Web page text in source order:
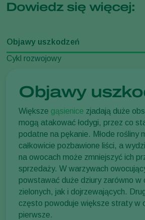
Dowiedz się więcej:
Objawy uszkodzeń
Cykl rozwojowy
Objawy
Większe gąsienice zjadają duże
mogą atakować łodygi, przez co
podatne na pękanie. Młode rośliny
całkowicie pozbawione liści, a
na owocach może zmniejszyć ich
sprzedaży. W warzywach
powstawać duże dziury zarówno w
zielonych, jak i dojrzewających.
często powoduje większe straty w
pierwsze.